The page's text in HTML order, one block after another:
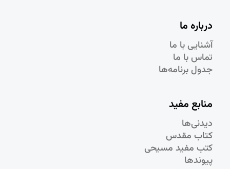
درباره ما
آشنایی با ما
تماس با ما
جدول برنامه‌ها
منابع مفید
دیدنی‌ها
کتاب مقدس
کتب مفید مسیحی
پیوندها